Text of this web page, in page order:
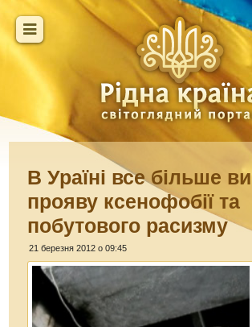
В Ураїні все більше
прояву ксенофобії та
побутового расизму
21 березня 2012 о 09:45